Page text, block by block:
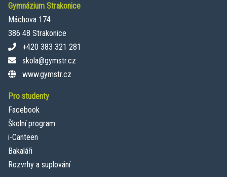
Gymnázium Strakonice
Máchova 174
386 48 Strakonice
+420 383 321 281
skola@gymstr.cz
www.gymstr.cz
Pro studenty
Facebook
Školní program
i-Canteen
Bakaláři
Rozvrhy a suplování